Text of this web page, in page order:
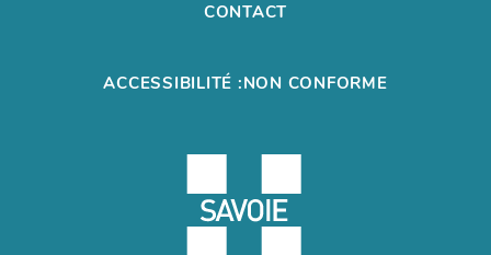
CONTACT
ACCESSIBILITÉ :NON CONFORME